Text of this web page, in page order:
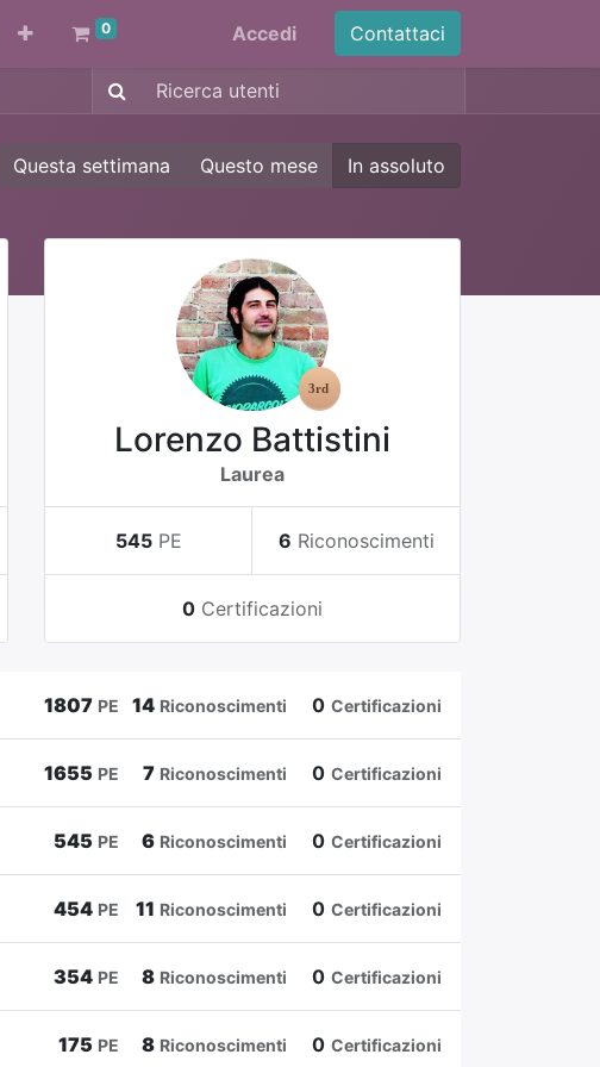
0 Accedi Contattaci
Questa settimana Questo mese In assoluto
Lorenzo Battistini
Laurea
545 PE 6 Riconoscimenti
0 Certificazioni
1807 PE 14 Riconoscimenti 0 Certificazioni
1655 PE 7 Riconoscimenti 0 Certificazioni
545 PE 6 Riconoscimenti 0 Certificazioni
454 PE 11 Riconoscimenti 0 Certificazioni
354 PE 8 Riconoscimenti 0 Certificazioni
175 PE 8 Riconoscimenti 0 Certificazioni